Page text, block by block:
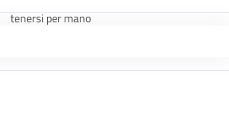
tenersi per mano